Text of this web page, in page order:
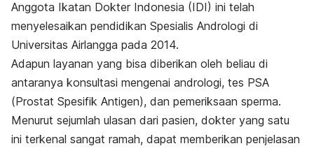
Anggota Ikatan Dokter Indonesia (IDI) ini telah
menyelesaikan pendidikan Spesialis Andrologi di
Universitas Airlangga pada 2014.
Adapun layanan yang bisa diberikan oleh beliau di
antaranya konsultasi mengenai andrologi, tes PSA
(Prostat Spesifik Antigen), dan pemeriksaan sperma.
Menurut sejumlah ulasan dari pasien, dokter yang satu
ini terkenal sangat ramah, dapat memberikan penjelasan